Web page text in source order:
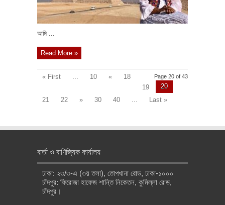
আমি ...
Read More »
Page 20 of 43
« First 10 «
18
19
20
21
22 » 30 40 Last »
বার্তা ও বাণিজ্যিক কার্যালয়
ঢাকা: ২৩/৩-এ (৩য় তলা), তোপখানা রোড, ঢাকা-১০০০
চাঁদপুর: ফিরোজা হাফেজ শান্তি নিকেতন, কুমিল্লা রোড,
চাঁদপুর।